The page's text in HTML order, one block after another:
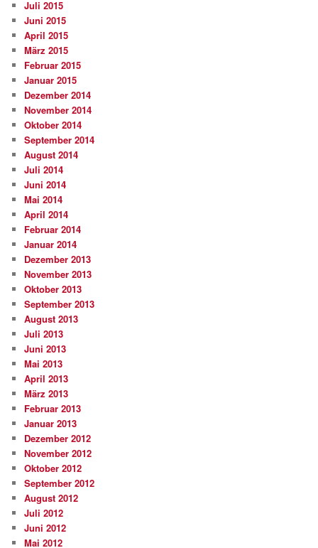
Juli 2015
Juni 2015
April 2015
März 2015
Februar 2015
Januar 2015
Dezember 2014
November 2014
Oktober 2014
September 2014
August 2014
Juli 2014
Juni 2014
Mai 2014
April 2014
Februar 2014
Januar 2014
Dezember 2013
November 2013
Oktober 2013
September 2013
August 2013
Juli 2013
Juni 2013
Mai 2013
April 2013
März 2013
Februar 2013
Januar 2013
Dezember 2012
November 2012
Oktober 2012
September 2012
August 2012
Juli 2012
Juni 2012
Mai 2012